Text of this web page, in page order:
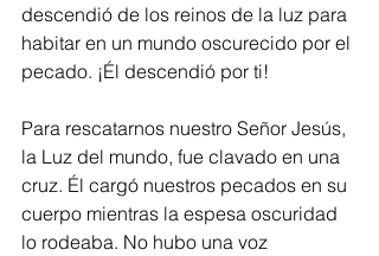
descendió de los reinos de la luz para
habitar en un mundo oscurecido por el
pecado. ¡Él descendió por ti!
Para rescatarnos nuestro Señor Jesús,
la Luz del mundo, fue clavado en una
cruz. Él cargó nuestros pecados en su
cuerpo mientras la espesa oscuridad
lo rodeaba. No hubo una voz